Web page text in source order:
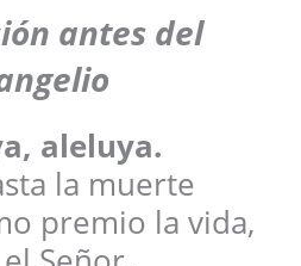
antes del
aleluya.
la muerte
premio la vida,